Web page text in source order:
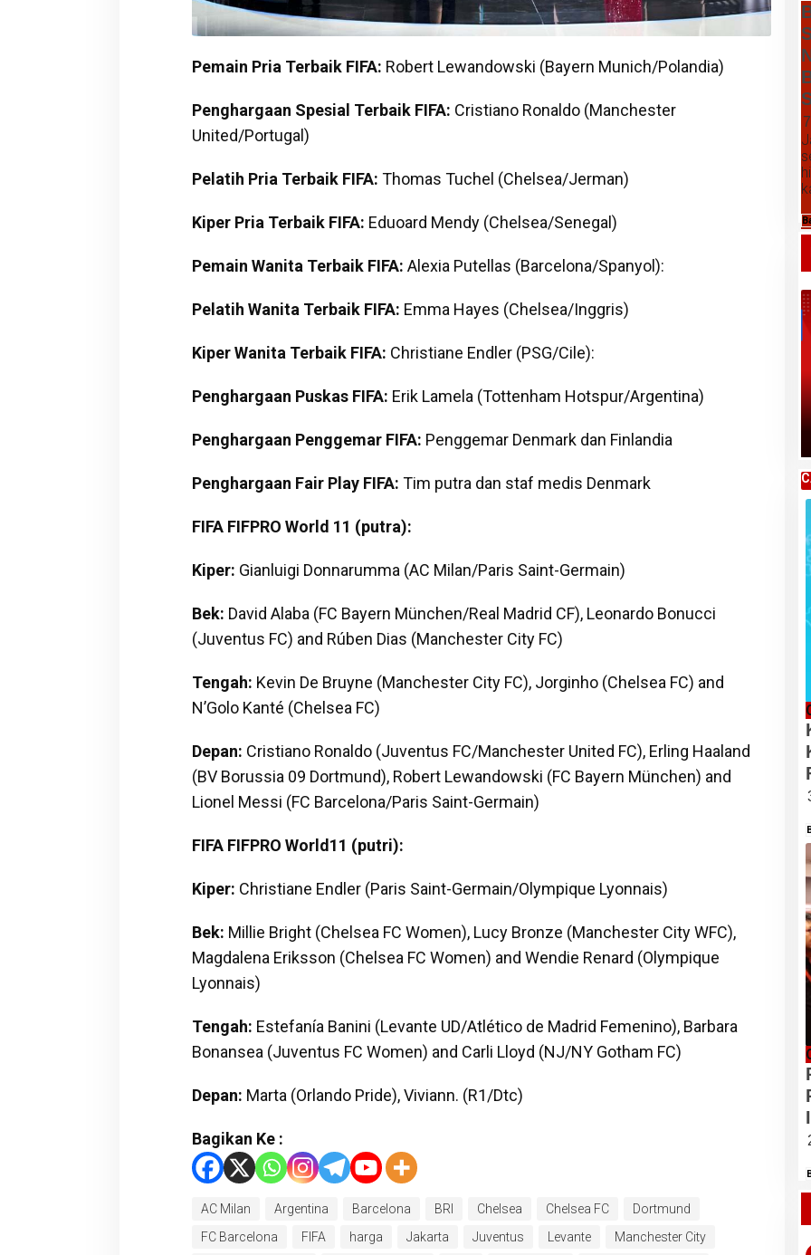
Pemain Pria Terbaik FIFA: Robert Lewandowski (Bayern Munich/Polandia)
Penghargaan Spesial Terbaik FIFA: Cristiano Ronaldo (Manchester
United/Portugal)
Pelatih Pria Terbaik FIFA: Thomas Tuchel (Chelsea/Jerman)
Kiper Pria Terbaik FIFA: Eduoard Mendy (Chelsea/Senegal)
Pemain Wanita Terbaik FIFA: Alexia Putellas (Barcelona/Spanyol):
Pelatih Wanita Terbaik FIFA: Emma Hayes (Chelsea/Inggris)
Kiper Wanita Terbaik FIFA: Christiane Endler (PSG/Cile):
Penghargaan Puskas FIFA: Erik Lamela (Tottenham Hotspur/Argentina)
Penghargaan Penggemar FIFA: Penggemar Denmark dan Finlandia
Penghargaan Fair Play FIFA: Tim putra dan staf medis Denmark
FIFA FIFPRO World 11 (putra):
Kiper: Gianluigi Donnarumma (AC Milan/Paris Saint-Germain)
Bek: David Alaba (FC Bayern München/Real Madrid CF), Leonardo Bonucci
(Juventus FC) and Rúben Dias (Manchester City FC)
Tengah: Kevin De Bruyne (Manchester City FC), Jorginho (Chelsea FC) and
N’Golo Kanté (Chelsea FC)
Depan: Cristiano Ronaldo (Juventus FC/Manchester United FC), Erling Haaland
(BV Borussia 09 Dortmund), Robert Lewandowski (FC Bayern München) and
Lionel Messi (FC Barcelona/Paris Saint-Germain)
FIFA FIFPRO World11 (putri):
Kiper: Christiane Endler (Paris Saint-Germain/Olympique Lyonnais)
Bek: Millie Bright (Chelsea FC Women), Lucy Bronze (Manchester City WFC),
Magdalena Eriksson (Chelsea FC Women) and Wendie Renard (Olympique
Lyonnais)
Tengah: Estefanía Banini (Levante UD/Atlético de Madrid Femenino), Barbara
Bonansea (Juventus FC Women) and Carli Lloyd (NJ/NY Gotham FC)
Depan: Marta (Orlando Pride), Viviann. (R1/Dtc)
Bagikan Ke :
AC Milan Argentina Barcelona BRI Chelsea Chelsea FC
Dortmund
FC Barcelona
FIFA harga Jakarta Juventus Levante Manchester City
Daftar Harga Komoditas Pertanian